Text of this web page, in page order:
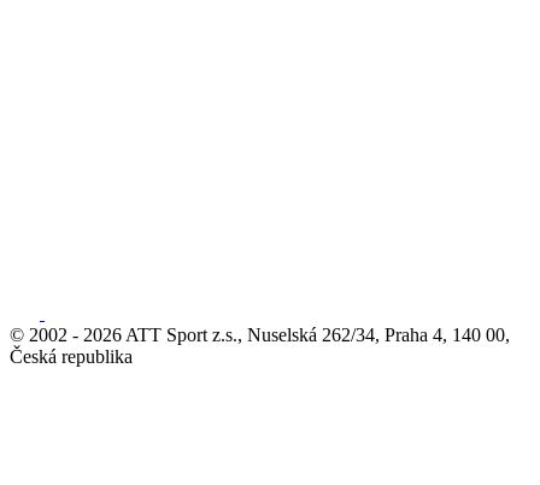
© 2002 - 2026 ATT Sport z.s., Nuselská 262/34, Praha 4, 140 00,
Česká republika